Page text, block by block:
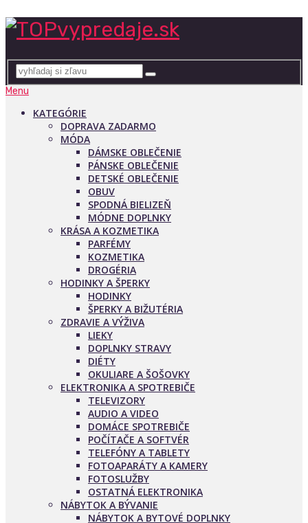
Menu
KATEGÓRIE
DOPRAVA ZADARMO
MÓDA
DÁMSKE OBLEČENIE
PÁNSKE OBLEČENIE
DETSKÉ OBLEČENIE
OBUV
SPODNÁ BIELIZEŇ
MÓDNE DOPLNKY
KRÁSA A KOZMETIKA
PARFÉMY
KOZMETIKA
DROGÉRIA
HODINKY A ŠPERKY
HODINKY
ŠPERKY A BIŽUTÉRIA
ZDRAVIE A VÝŽIVA
LIEKY
DOPLNKY STRAVY
DIÉTY
OKULIARE A ŠOŠOVKY
ELEKTRONIKA A SPOTREBIČE
TELEVIZORY
AUDIO A VIDEO
DOMÁCE SPOTREBIČE
POČÍTAČE A SOFTVÉR
TELEFÓNY A TABLETY
FOTOAPARÁTY A KAMERY
FOTOSLUŽBY
OSTATNÁ ELEKTRONIKA
NÁBYTOK A BÝVANIE
NÁBYTOK A BYTOVÉ DOPLNKY